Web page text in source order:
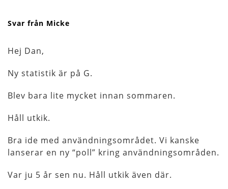
Svar från Micke
Hej Dan,
Ny statistik är på G.
Blev bara lite mycket innan sommaren.
Håll utkik.
Bra ide med användningsområdet. Vi kanske
lanserar en ny “poll” kring användningsområden.
Var ju 5 år sen nu. Håll utkik även där.